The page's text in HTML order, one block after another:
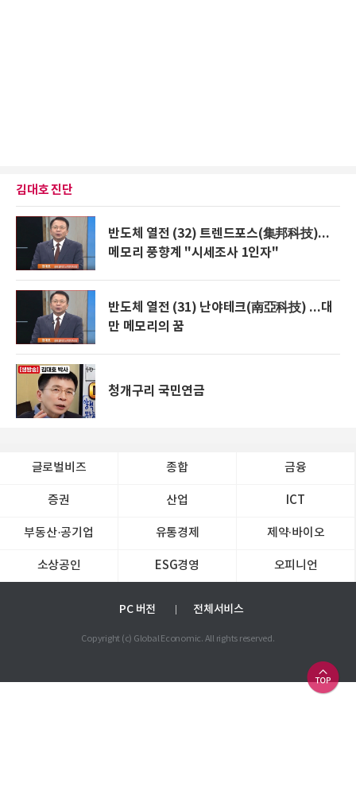
김대호 진단
반도체 열전 (32) 트렌드포스(集邦科技)...
메모리 풍향계 "시세조사 1인자"
반도체 열전 (31) 난야테크(南亞科技) ...대
만 메모리의 꿈
청개구리 국민연금
글로벌비즈 종합 금융
증권 산업 ICT
부동산·공기업 유통경제 제약∙바이오
소상공인 ESG경영 오피니언
PC 버전 전체서비스
Copyright (c) Global Economic. All rights reserved.